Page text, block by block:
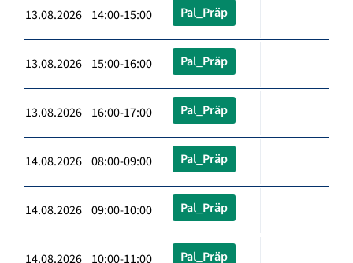
13.08.2026 14:00-15:00 Pal_Präp
13.08.2026 15:00-16:00 Pal_Präp
13.08.2026 16:00-17:00 Pal_Präp
14.08.2026 08:00-09:00 Pal_Präp
14.08.2026 09:00-10:00 Pal_Präp
14.08.2026 10:00-11:00 Pal_Präp